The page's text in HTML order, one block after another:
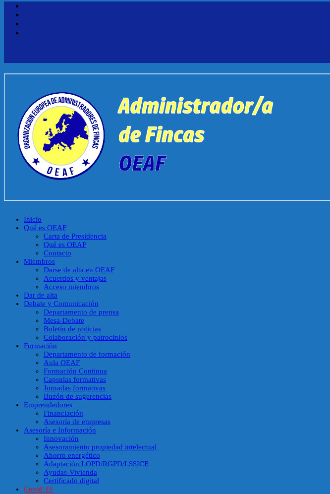
Inicio
Qué es OEAF
Carta de Presidencia
Qué es OEAF
Contacto
Miembros
Darse de alta en OEAF
Acuerdos y ventajas
Acceso miembros
Dar de alta
Debate y Comunicación
Departamento de prensa
Mesa-Debate
Boletín de noticias
Colaboración y patrocinios
Formación
Departamento de formación
Aula OEAF
Formación Continua
Capsulas formativas
Jornadas formativas
Buzón de sugerencias
Emprendedores
Financiación
Asesoría de empresas
Asesoría e Información
Innovación
Asesoramiento propiedad intelectual
Ahorro energético
Adaptación LOPD/RGPD/LSSICE
Ayudas-Vivienda
Certificado digital
Covid-19